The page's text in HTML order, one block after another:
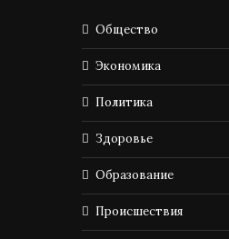
Общество
Экономика
Политика
Здоровье
Образование
Происшествия